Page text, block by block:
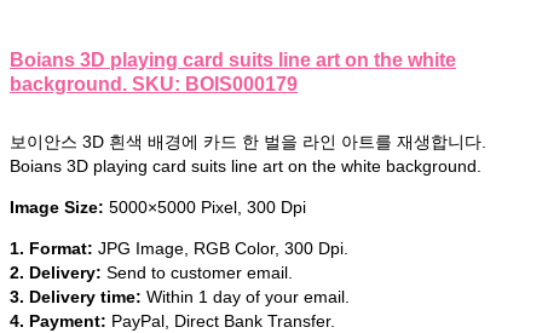
Boians 3D playing card suits line art on the white
background. SKU: BOIS000179
보이안스 3D 흰색 배경에 카드 한 벌을 라인 아트를 재생합니다.
Boians 3D playing card suits line art on the white background.
Image Size: 5000×5000 Pixel, 300 Dpi
1. Format: JPG Image, RGB Color, 300 Dpi.
2. Delivery: Send to customer email.
3. Delivery time: Within 1 day of your email.
4. Payment: PayPal, Direct Bank Transfer.